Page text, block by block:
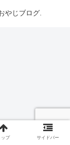
じブログ.
ップ サイドバー